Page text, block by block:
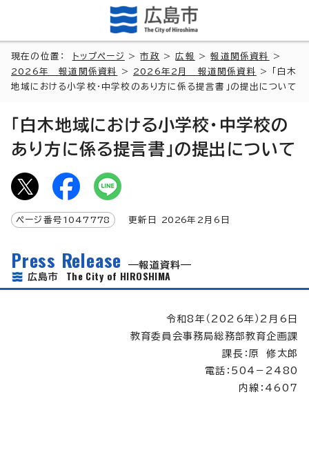
現在の位置： トップページ >市政 >広報 >報道関係資料
>
2026年 報道関係資料
> 2026年2月 報道関係資料
> 「白木
地域における小学校・中学校のあり方に係る提言書」の提出について
「白木地域における小学校・中学校の
あり方に係る提言書」の提出について
ページ番号 1047778 更新日 2026年2月6日
Press Release
報道資料
広島市 The City of HIROSHIMA
令和8年（2026年）2月6日
教育委員会事務局総務部教育企画課
課長：原 修太郎
電話：504－2480
内線：4607